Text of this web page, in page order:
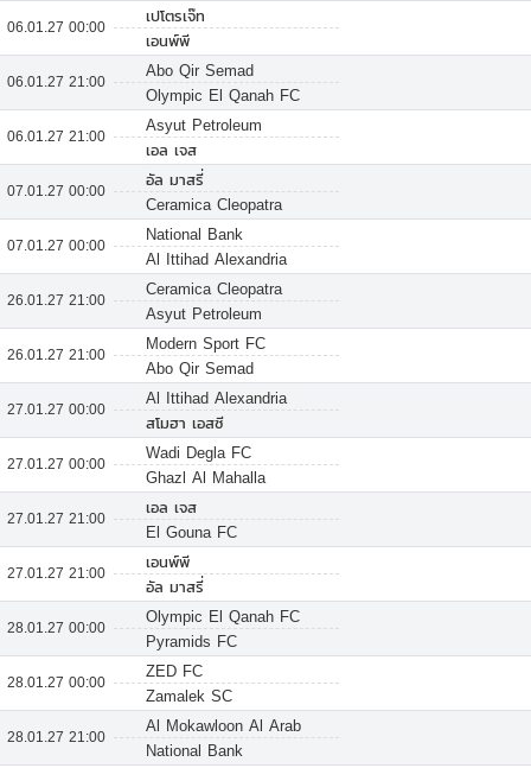
06.01.27 00:00
เปโตรเจ๊ท
เอนพ์พี
06.01.27 21:00
Abo Qir Semad
Olympic El Qanah FC
06.01.27 21:00
Asyut Petroleum
เอล เจส
07.01.27 00:00
อัล มาสรี่
Ceramica Cleopatra
07.01.27 00:00
National Bank
Al Ittihad Alexandria
26.01.27 21:00
Ceramica Cleopatra
Asyut Petroleum
26.01.27 21:00
Modern Sport FC
Abo Qir Semad
27.01.27 00:00
Al Ittihad Alexandria
สโมฮา เอสซี
27.01.27 00:00
Wadi Degla FC
Ghazl Al Mahalla
27.01.27 21:00
เอล เจส
El Gouna FC
27.01.27 21:00
เอนพ์พี
อัล มาสรี่
28.01.27 00:00
Olympic El Qanah FC
Pyramids FC
28.01.27 00:00
ZED FC
Zamalek SC
28.01.27 21:00
Al Mokawloon Al Arab
National Bank